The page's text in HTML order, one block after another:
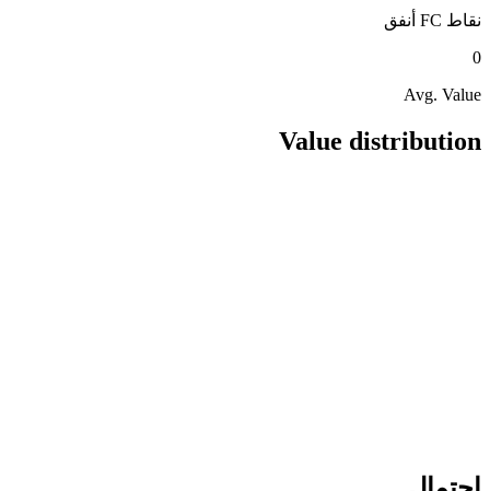
نقاط FC
أنفق
0
Avg. Value
Value distribution